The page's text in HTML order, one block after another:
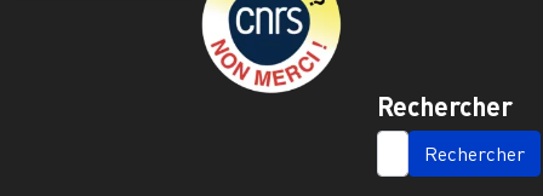
Rechercher
SEARCH